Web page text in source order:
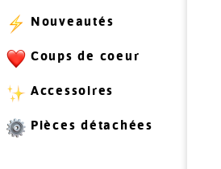
Nouveautés
Coups de coeur
Accessoires
Pièces détachées